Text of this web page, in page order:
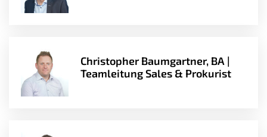
Christopher Baumgartner, BA |
Teamleitung Sales & Prokurist